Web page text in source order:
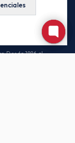
Desde 1886 al